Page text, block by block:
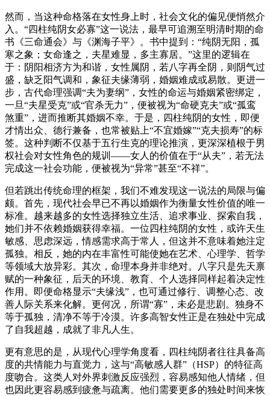
然而，当这种命格落在女性身上时，社会文化的偏见便悄然介
入。“四柱纯阴女必寡”这一说法，最早可追溯至明清时期的命
书《三命通会》与《渊海子平》。书中提到：“纯阴无阳，孤
寒之象；女命逢之，夫星难显，多主寡居。”这里的逻辑在
于：阴阳相济方为和谐，女性属阴，若八字再全阴，则阴气过
盛，缺乏阳气调和，象征夫缘薄弱，婚姻难成或易散。更进一
步，古代命理强调“夫为妻纲”，女性的命运与婚姻紧密绑定，
一旦“夫星受克”或“官杀无力”，便被视为“命硬克夫”或“孤鸾
煞重”，进而推断其婚姻不幸。于是，四柱纯阴的女性，即便
才情出众、德行兼备，也常被贴上“不宜婚嫁”“克夫损寿”的标
签。这种判断不仅基于五行生克的理论推演，更深深植根于男
权社会对女性角色的规训——女人的价值在于“从夫”，若无法
完成这一社会功能，便被视为“异常”甚至“不祥”。
但若跳出传统命理的框架，我们不难发现这一说法的局限与偏
颇。首先，现代社会早已不再以婚姻作为衡量女性价值的唯一
标准。越来越多的女性选择独立生活、追求事业、探索自我，
她们并不依赖婚姻获得幸福。一位四柱纯阴的女性，或许天生
敏感、思虑深远，情感需求高于常人，但这并不意味着她注定
孤独。相反，她的内在丰富性可能使她在艺术、心理学、哲学
等领域大放异彩。其次，命理本身并非绝对。八字只是先天禀
赋的一种象征，后天的环境、教育、个人选择同样起着决定性
作用。即便命格显示“夫缘浅”，也可通过修行、调整心态、改
善人际关系来化解。更何况，所谓“寡”，未必是悲剧。独身不
等于孤独，清净不等于冷漠。许多高智女性正是在独处中完成
了自我超越，成就了非凡人生。
更有意思的是，从现代心理学角度看，四柱纯阴者往往具备高
度的共情能力与直觉力，这与“高敏感人群”（HSP）的特征高
度吻合。这类人对外界刺激反应强烈，容易感知他人情绪，但
也因此更容易感到疲惫与疏离。他们需要更多的独处时间来恢